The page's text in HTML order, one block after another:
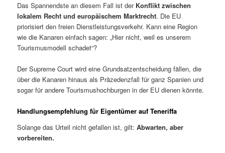
Das Spannendste an diesem Fall ist der Konflikt zwischen
lokalem Recht und europäischem Marktrecht. Die EU
priorisiert den freien Dienstleistungsverkehr. Kann eine Region
wie die Kanaren einfach sagen: „Hier nicht, weil es unserem
Tourismusmodell schadet“?
Der Supreme Court wird eine Grundsatzentscheidung fällen, die
über die Kanaren hinaus als Präzedenzfall für ganz Spanien und
sogar für andere Tourismushochburgen in der EU dienen könnte.
Handlungsempfehlung für Eigentümer auf Teneriffa
Solange das Urteil nicht gefallen ist, gilt:Abwarten, aber
vorbereiten.